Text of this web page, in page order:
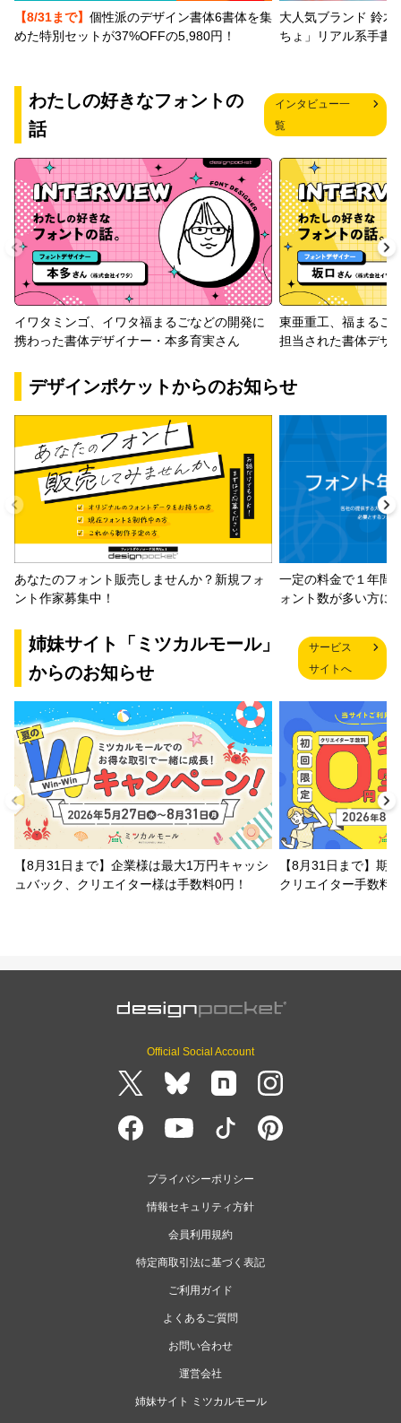
【8/31まで】 個性派のデザイン書体6書体を集
めた特別セットが37%OFFの5,980円！
大人気ブランド 鈴木
ちょ」リアル系手書
わたしの好きなフォントの
話
インタビュー一
覧
イワタミンゴ、イワタ福まるごなどの開発に
携わった書体デザイナー・本多育実さん
東亜重工、福まるご
担当された書体デザ
デザインポケットからのお知らせ
あなたのフォント販売しませんか？新規フォ
ント作家募集中！
一定の料金で１年間
ォント数が多い方に
姉妹サイト「ミツカルモール」
からのお知らせ
サービス
サイトへ
【8月31日まで】企業様は最大1万円キャッシ
ュバック、クリエイター様は手数料0円！
【8月31日まで】期
クリエイター手数料
Official Social Account
プライバシーポリシー
情報セキュリティ方針
会員利用規約
特定商取引法に基づく表記
ご利用ガイド
よくあるご質問
お問い合わせ
運営会社
姉妹サイト ミツカルモール